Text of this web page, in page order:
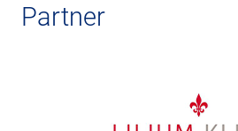
Partner